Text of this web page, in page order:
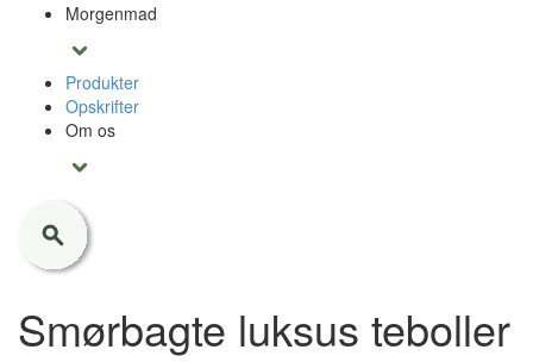
Morgenmad
Produkter
Opskrifter
Om os
Smørbagte luksus teboller